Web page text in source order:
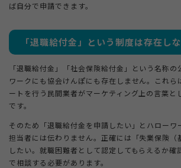
ば自分で申請できます。
「退職給付金」という制度は存在し
「退職給付金」「社会保険給付金」という名称
ワークにも協会けんぽにも存在しません。これら
ートを行う民間業者がマーケティング上の言葉と
です。
そのため「退職給付金を申請したい」とハローワ
担当者には伝わりません。正確には「失業保険（
したい。就職困難者として認定してもらえるか確
で相談する必要があります。